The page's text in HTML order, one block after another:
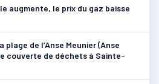
augmente, le prix du gaz baisse
plage de l’Anse Meunier (Anse
couverte de déchets à Sainte-